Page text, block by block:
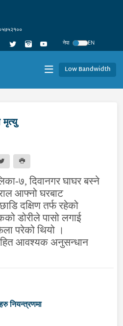
नेपा
EN
Low Bandwidth
मृत्यु
७, दिवानगर घाघर बस्ने
आफ्नो घरबाट
दक्षिण तर्फ रहेको
डोरीले पासो लगाई
परेको थियो ।
आवश्यक अनुसन्धान
नियन्त्रणमा